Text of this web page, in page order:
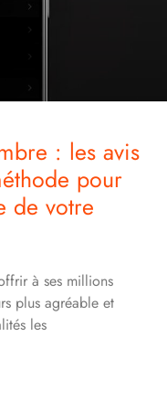
: les avis
pour
de votre
à ses millions
plus agréable et
les